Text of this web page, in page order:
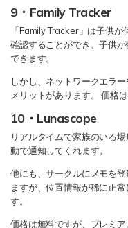
9・Family Tracker
「Family Tracker」は子供
確認することができ、子供
できます。
しかし、ネットワークエラ
メリットがあります。 価格
10・Lunascope
リアルタイムで家族のいる
動で通知してくれます。
他にも、サークルにメモを
ますが、位置情報が稀に正
す。
価格は無料ですが、プレミア